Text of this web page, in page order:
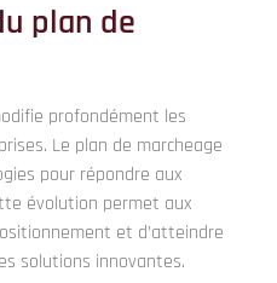
plan de
profondément les
Le plan de marcheage
pour répondre aux
évolution permet aux
et d’atteindre
solutions innovantes.